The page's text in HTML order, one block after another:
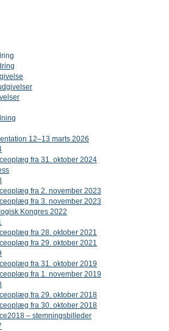
12–13 marts 2026
fra 31. oktober 2024
fra 2. november 2023
fra 3. november 2023
Kongres 2022
fra 28. oktober 2021
fra 29. oktober 2021
fra 31. oktober 2019
fra 1. november 2019
fra 29. oktober 2018
fra 30. oktober 2018
– stemningsbilleder